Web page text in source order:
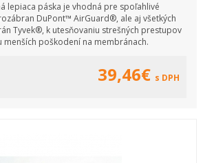
lepiaca páska je vhodná pre spoľahlivé
DuPont™ AirGuard®, ale aj všetkých
Tyvek®, k utesňovaniu strešných prestupov
poškodení na membránach.
39,46€ s DPH